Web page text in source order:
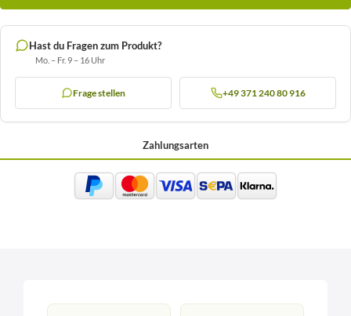
Hast du Fragen zum Produkt?
Mo. – Fr. 9 – 16 Uhr
Frage stellen +49 371 240 80 916
Zahlungsarten